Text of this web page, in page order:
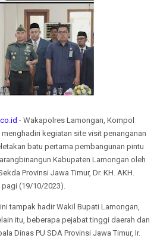
- Wakapolres Lamongan, Kompol
menghadiri kegiatan site visit penanganan
batu pertama pembangunan pintu
Kabupaten Lamongan oleh
Provinsi Jawa Timur, Dr. KH. AKH.
pagi (19/10/2023).
tampak hadir Wakil Bupati Lamongan,
itu, beberapa pejabat tinggi daerah dan
Dinas PU SDA Provinsi Jawa Timur, Ir.